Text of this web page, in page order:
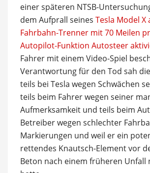
einer späteren NTSB-
dem Aufprall seines Tesla Model X
Fahrbahn-Trenner mit 70 Meilen
Autopilot-Funktion Autosteer
Fahrer mit einem Video-Spiel
Verantwortung für den Tod sah
teils bei Tesla wegen Schwächen
teils beim Fahrer wegen seiner
Aufmerksamkeit und teils beim
Betreiber wegen schlechter
Markierungen und weil er ein
rettendes Knautsch-Element vor
Beton nach einem früheren Unfall